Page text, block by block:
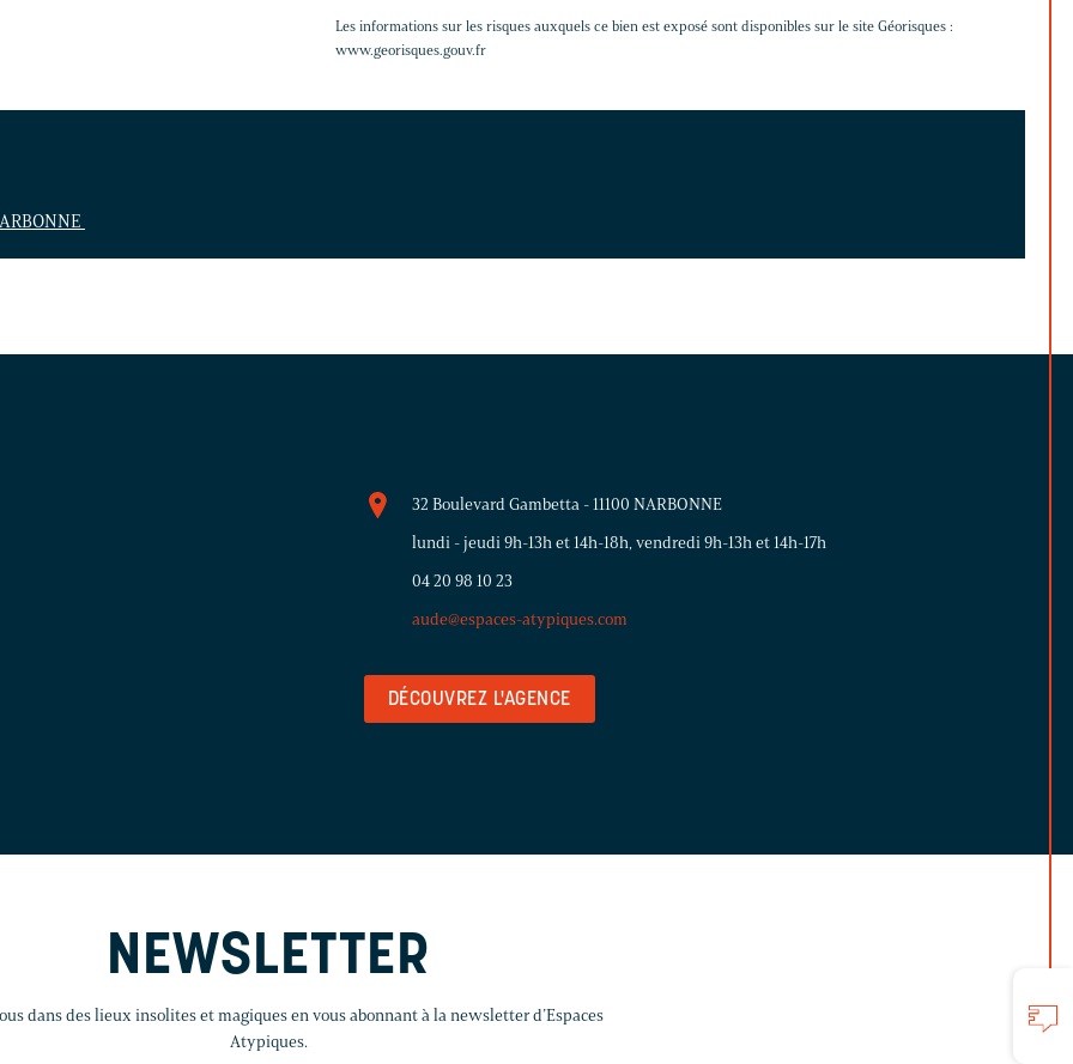
Les informations sur les risques auxquels ce bien est exposé sont disponibles sur le site Géorisques :
www.georisques.gouv.fr
32 Boulevard Gambetta - 11100 NARBONNE
lundi - jeudi 9h-13h et 14h-18h, vendredi 9h-13h et 14h-17h
04 20 98 10 23
aude@espaces-atypiques.com
DÉCOUVREZ L'AGENCE
NEWSLETTER
dans des lieux insolites et magiques en vous abonnant à la newsletter d’Espaces
Atypiques.